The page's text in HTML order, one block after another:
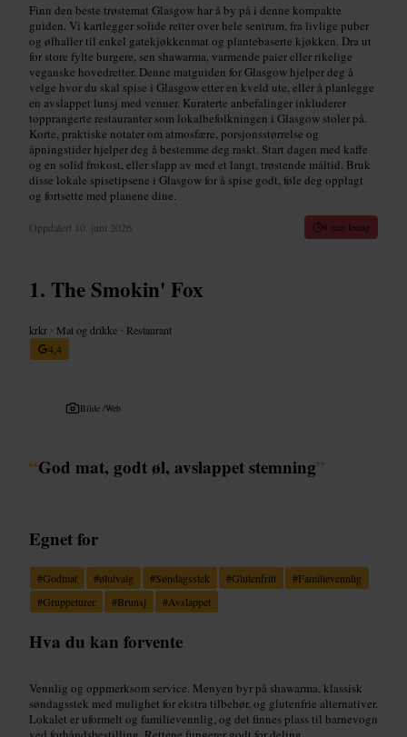
Finn den beste trøstemat Glasgow har å by på i denne kompakte
guiden. Vi kartlegger solide retter over hele sentrum, fra livlige puber
og ølhaller til enkel gatekjøkkenmat og plantebaserte kjøkken. Dra ut
for store fylte burgere, sen shawarma, varmende paier eller rikelige
veganske hovedretter. Denne matguiden for Glasgow hjelper deg å
velge hvor du skal spise i Glasgow etter en kveld ute, eller å planlegge
en avslappet lunsj med venner. Kuraterte anbefalinger inkluderer
topprangerte restauranter som lokalbefolkningen i Glasgow stoler på.
Korte, praktiske notater om atmosfære, porsjonsstørrelse og
åpningstider hjelper deg å bestemme deg raskt. Start dagen med kaffe
og en solid frokost, eller slapp av med et langt, trøstende måltid. Bruk
disse lokale spisetipsene i Glasgow for å spise godt, føle deg opplagt
og fortsette med planene dine.
Oppdatert 10. juni 2026 8 min lesing
The Smokin' Fox
krkr • Mat og drikke • Restaurant
4,4
Bilde /Web
“God mat, godt øl, avslappet stemning”
Egnet for
#Godmat #ølutvalg #Søndagsstek #Glutenfritt #Familievennlig
#Gruppeturer #Brunsj #Avslappet
Hva du kan forvente
Vennlig og oppmerksom service. Menyen byr på shawarma, klassisk
søndagsstek med mulighet for ekstra tilbehør, og glutenfrie alternativer.
Lokalet er uformelt og familievennlig, og det finnes plass til barnevogn